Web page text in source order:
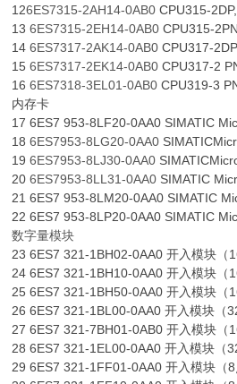
126ES7315-2AH14-0AB0 CPU315-
136ES7315-2EH14-0AB0 CPU315-
146ES7317-2AK14-0AB0 CPU317-
156ES7317-2EK14-0AB0 CPU317-2
166ES7318-3EL01-0AB0 CPU319-3
内存卡
17 6ES7 953-8LF20-0AA0 SIMATIC
186ES7953-8LG20-0AA0
196ES7953-8LJ30-0AA0
206ES7953-8LL31-0AA0 SIMATIC
21 6ES7 953-8LM20-0AA0 SIMATIC
22 6ES7 953-8LP20-0AA0 SIMATIC
数字量模块
23 6ES7 321-1BH02-0AA0 开入模块（
24 6ES7 321-1BH10-0AA0 开入模块（
25 6ES7 321-1BH50-0AA0 开入模块（
26 6ES7 321-1BL00-0AA0 开入模块（
27 6ES7 321-7BH01-0AB0 开入模块（
28 6ES7 321-1EL00-0AA0 开入模块（
29 6ES7 321-1FF01-0AA0 开入模块（8